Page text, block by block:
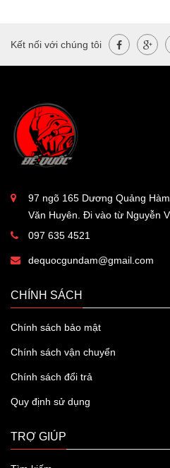
Kết nối với chúng tôi
97 ngõ 165 Dương Quảng
Văn Huyên. Đi vào từ Nguyễn
097 635 4521
dequocgundam@gmail.com
CHÍNH SÁCH
Chính sách bảo mật
Chính sách vận chuyển
Chính sách đổi trả
Quy định sử dụng
TRỢ GIÚP